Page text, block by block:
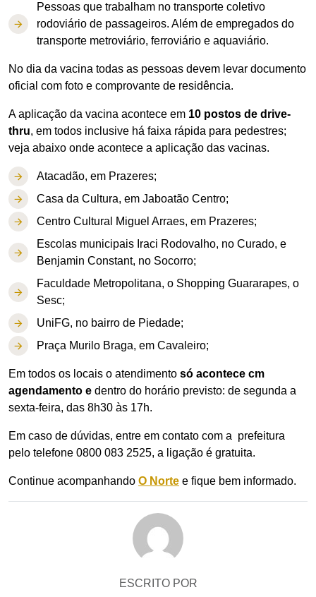
Pessoas que trabalham no transporte coletivo
rodoviário de passageiros. Além de empregados do
transporte metroviário, ferroviário e aquaviário.
No dia da vacina todas as pessoas devem levar documento
oficial com foto e comprovante de residência.
A aplicação da vacina acontece em 10 postos de drive-
thru, em todos inclusive há faixa rápida para pedestres;
veja abaixo onde acontece a aplicação das vacinas.
Atacadão, em Prazeres;
Casa da Cultura, em Jaboatão Centro;
Centro Cultural Miguel Arraes, em Prazeres;
Escolas municipais Iraci Rodovalho, no Curado, e
Benjamin Constant, no Socorro;
Faculdade Metropolitana, o Shopping Guararapes, o
Sesc;
UniFG, no bairro de Piedade;
Praça Murilo Braga, em Cavaleiro;
Em todos os locais o atendimento só acontece cm
agendamento e dentro do horário previsto: de segunda a
sexta-feira, das 8h30 às 17h.
Em caso de dúvidas, entre em contato com a prefeitura
pelo telefone 0800 083 2525, a ligação é gratuita.
Continue acompanhando O Norte e fique bem informado.
ESCRITO POR